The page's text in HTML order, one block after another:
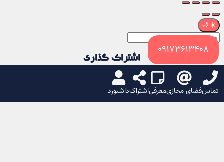
تماسفضای مجازیمعرفیاشتراکداشبورد
09173613408
☀️
🌙
اشتراک گذاری
شیشه اتومبیل سپاهان در بندرعباس